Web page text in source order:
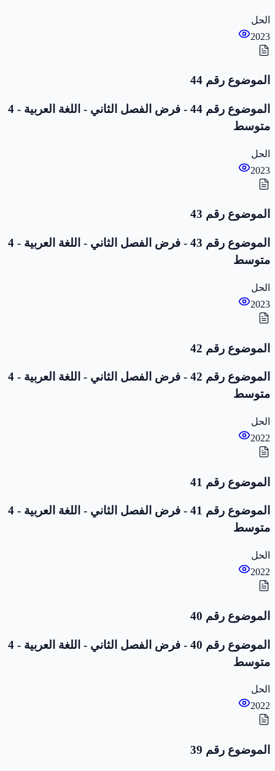
الحل
2023
الموضوع رقم 44
الموضوع رقم 44 - فرض الفصل الثاني - اللغة العربية - 4
متوسط
الحل
2023
الموضوع رقم 43
الموضوع رقم 43 - فرض الفصل الثاني - اللغة العربية - 4
متوسط
الحل
2023
الموضوع رقم 42
الموضوع رقم 42 - فرض الفصل الثاني - اللغة العربية - 4
متوسط
الحل
2022
الموضوع رقم 41
الموضوع رقم 41 - فرض الفصل الثاني - اللغة العربية - 4
متوسط
الحل
2022
الموضوع رقم 40
الموضوع رقم 40 - فرض الفصل الثاني - اللغة العربية - 4
متوسط
الحل
2022
الموضوع رقم 39